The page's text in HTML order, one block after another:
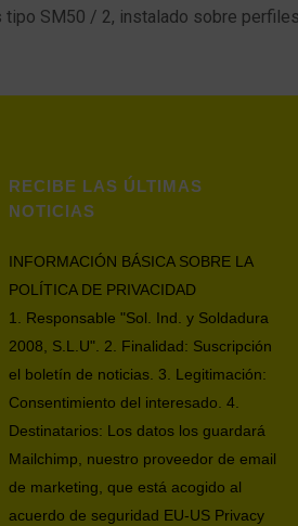
SM50 / 2, instalado sobre
RECIBE LAS ÚLTIMAS
NOTICIAS
INFORMACIÓN BÁSICA SOBRE LA
POLÍTICA DE PRIVACIDAD
1. Responsable "Sol. Ind. y Soldadura
2008, S.L.U". 2. Finalidad: Suscripción
el boletín de noticias. 3. Legitimación:
Consentimiento del interesado. 4.
Destinatarios: Los datos los guardará
Mailchimp, nuestro proveedor de email
de marketing, que está acogido al
acuerdo de seguridad EU-US Privacy